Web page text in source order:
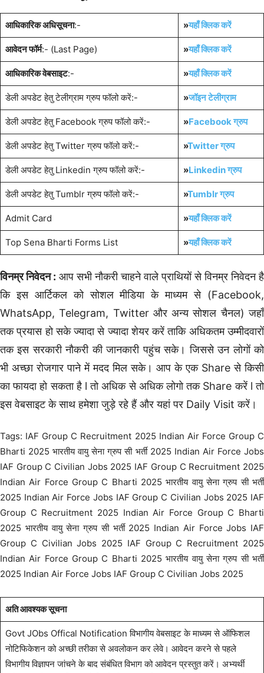
आधिकारिक अधिसूचना:- »यहाँ क्लिक करें
आवेदन फॉर्म:- (Last Page) »यहाँ क्लिक करें
आधिकारिक वेबसाइट:- »यहाँ क्लिक करें
डेली अपडेट हेतु टेलीग्राम ग्रुप फॉलो करें:- »जॉइन टेलीग्राम
डेली अपडेट हेतु Facebook ग्रुप फॉलो करें:- »Facebook ग्रुप
डेली अपडेट हेतु Twitter ग्रुप फॉलो करें:- »Twitter ग्रुप
डेली अपडेट हेतु Linkedin ग्रुप फॉलो करें:- »Linkedin ग्रुप
डेली अपडेट हेतु Tumblr ग्रुप फॉलो करें:- »Tumblrग्रुप
Admit Card »यहाँ क्लिक करें
Top Sena Bharti Forms List »यहाँ क्लिक करें
विनम्र निवेदन : आप सभी नौकरी चाहने वाले प्राथियों से विनम्र निवेदन है
कि इस आर्टिकल को सोशल मीडिया के माध्यम से (Facebook,
WhatsApp, Telegram, Twitter और अन्य सोशल चैनल) जहाँ
तक प्रयास हो सके ज्यादा से ज्यादा शेयर करें ताकि अधिकतम उम्मीदवारों
तक इस सरकारी नौकरी की जानकारी पहुंच सके। जिससे उन लोगों को
भी अच्छा रोजगार पाने में मदद मिल सके। आप के एक Share से किसी
का फायदा हो सकता है l तो अधिक से अधिक लोगो तक Share करें l तो
इस वेबसाइट के साथ हमेशा जुड़े रहे हैं और यहां पर Daily Visit करें।
Tags: IAF Group C Recruitment 2025 Indian Air Force Group C
Bharti 2025 भारतीय वायु सेना ग्रुप सी भर्ती 2025 Indian Air Force Jobs
IAF Group C Civilian Jobs 2025 IAF Group C Recruitment 2025
Indian Air Force Group C Bharti 2025 भारतीय वायु सेना ग्रुप सी भर्ती
2025 Indian Air Force Jobs IAF Group C Civilian Jobs 2025 IAF
Group C Recruitment 2025 Indian Air Force Group C Bharti
2025 भारतीय वायु सेना ग्रुप सी भर्ती 2025 Indian Air Force Jobs IAF
Group C Civilian Jobs 2025 IAF Group C Recruitment 2025
Indian Air Force Group C Bharti 2025 भारतीय वायु सेना ग्रुप सी भर्ती
2025 Indian Air Force Jobs IAF Group C Civilian Jobs 2025
अति आवश्यक सूचना
Govt JObs Offical Notification विभागीय वेबसाइट के माध्यम से ऑफिशल
नोटिफिकेशन को अच्छी तरीका से अवलोकन कर लेवे। आवेदन करने से पहले
विभागीय विज्ञापन जांचने के बाद संबंधित विभाग को आवेदन प्रस्तुत करें। अभ्यर्थी